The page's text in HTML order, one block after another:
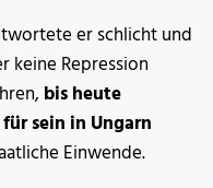
er schlicht und
keine Repression
bis heute
sein in Ungarn
Einwende.